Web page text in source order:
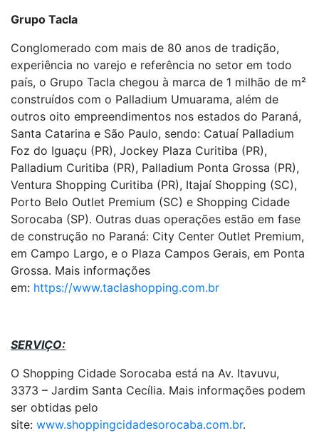
Grupo Tacla
Conglomerado com mais de 80 anos de tradição,
experiência no varejo e referência no setor em todo
país, o Grupo Tacla chegou à marca de 1 milhão de m²
construídos com o Palladium Umuarama, além de
outros oito empreendimentos nos estados do Paraná,
Santa Catarina e São Paulo, sendo: Catuaí Palladium
Foz do Iguaçu (PR), Jockey Plaza Curitiba (PR),
Palladium Curitiba (PR), Palladium Ponta Grossa (PR),
Ventura Shopping Curitiba (PR), Itajaí Shopping (SC),
Porto Belo Outlet Premium (SC) e Shopping Cidade
Sorocaba (SP). Outras duas operações estão em fase
de construção no Paraná: City Center Outlet Premium,
em Campo Largo, e o Plaza Campos Gerais, em Ponta
Grossa. Mais informações
em: https://www.taclashopping.com.br
SERVIÇO:
O Shopping Cidade Sorocaba está na Av. Itavuvu,
3373 – Jardim Santa Cecília. Mais informações podem
ser obtidas pelo
site: www.shoppingcidadesorocaba.com.br.